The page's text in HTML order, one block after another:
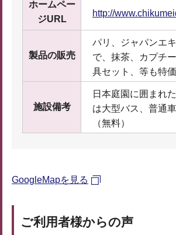
ホームペー
ジURL
http://
製品の販売
パリ、ジャパンエ
で、抹茶、カプチ
具セット、等も特価
施設備考
日本庭園に囲まれ
は大型バス、普通
（無料）
GoogleMapを見る
ご利用者様からの声